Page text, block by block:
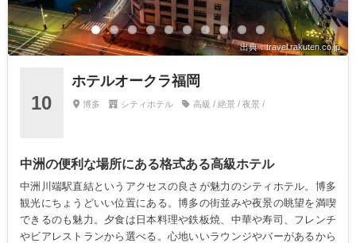
出典：travel.rakuten.co.jp
10
ホテルオークラ福岡
博多 シティホテル 高級 / 絶景 / 夜景 /
中洲の便利な場所にある格式ある高級ホテル
中洲川端駅直結というアクセスの良さが魅力のシティホテル。博多
観光にちょうどいい位置にある。博多の街並みや夜景の眺望を満喫
できるのも魅力。夕食は日本料理や鉄板焼、中華や寿司、フレンチ
やビアレストランから選べる。心地いいラウンジやバーがあるから